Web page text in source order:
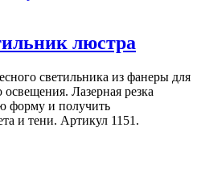
люстра
светильника из фанеры для
Лазерная резка
форму и получить
и тени. Артикул 1151.